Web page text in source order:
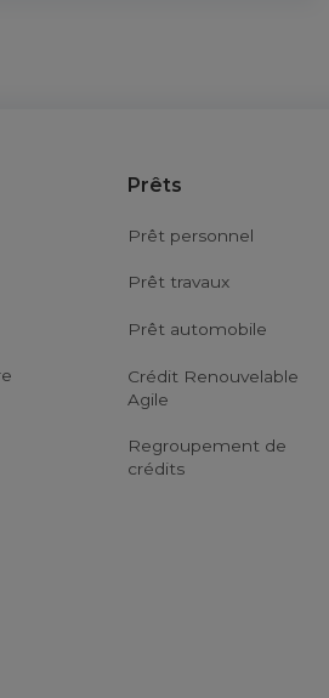
Prêts
Prêt personnel
Prêt travaux
Prêt automobile
Crédit Renouvelable
Agile
Regroupement de
crédits